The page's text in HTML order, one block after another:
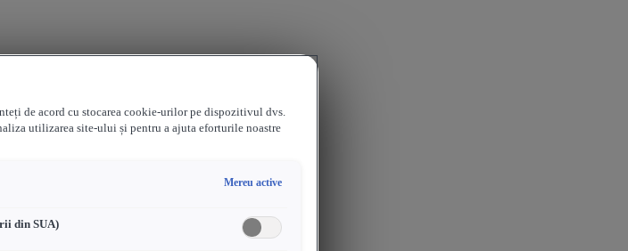
de acord cu stocarea cookie-urilor pe dispozitivul dvs.
utilizarea site-ului și pentru a ajuta eforturile noastre
Mereu active
din SUA)